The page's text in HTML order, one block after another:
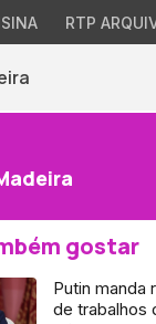
RTP
gostar
Putin manda
de trabalhos